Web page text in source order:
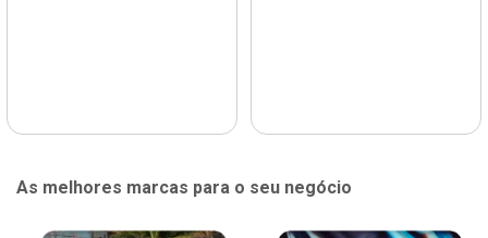
As melhores marcas para o seu negócio